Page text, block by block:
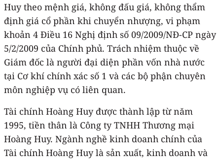
Huy theo mệnh giá, không đấu giá, không thẩm
định giá cổ phần khi chuyển nhượng, vi phạm
khoản 4 Điều 16 Nghị định số 09/2009/NĐ-CP ngày
5/2/2009 của Chính phủ. Trách nhiệm thuộc về
Giám đốc là người đại diện phần vốn nhà nước
tại Cơ khí chính xác số 1 và các bộ phận chuyên
môn nghiệp vụ có liên quan.
Tài chính Hoàng Huy được thành lập từ năm
1995, tiền thân là Công ty TNHH Thương mại
Hoàng Huy. Ngành nghề kinh doanh chính của
Tài chính Hoàng Huy là sản xuất, kinh doanh và